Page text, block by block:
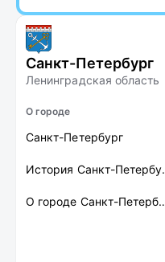
Санкт-Петербург
Ленинградская область
О городе
Санкт-Петербург
О городе